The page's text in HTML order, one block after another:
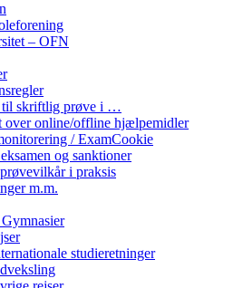
– OFN
til skriftlig prøve i …
over online/offline hjælpemidler
/ ExamCookie
og sanktioner
i praksis
m.m.
studieretninger